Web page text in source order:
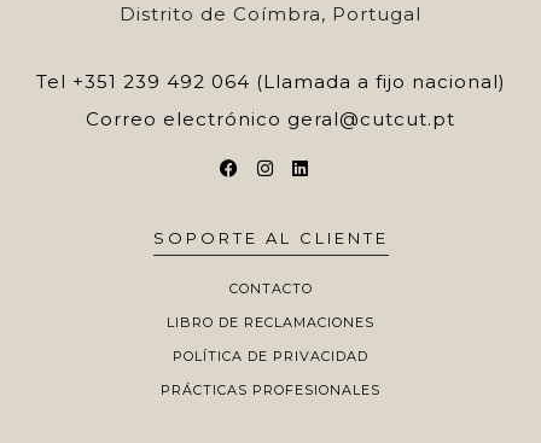
Distrito de Coímbra, Portugal
Tel +351 239 492 064 (Llamada a fijo nacional)
Correo electrónico geral@cutcut.pt
SOPORTE AL CLIENTE
CONTACTO
LIBRO DE RECLAMACIONES
POLÍTICA DE PRIVACIDAD
PRÁCTICAS PROFESIONALES